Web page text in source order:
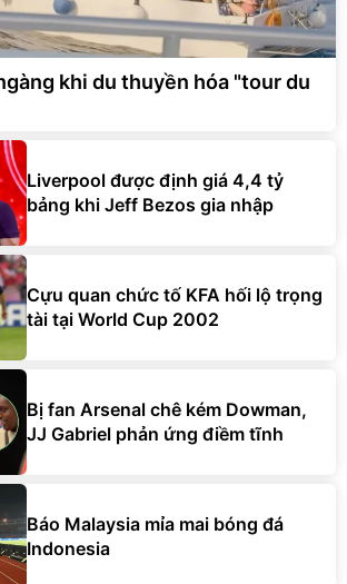
khi du thuyền hóa "tour du
Liverpool được định giá 4,4 tỷ
bảng khi Jeff Bezos gia nhập
Cựu quan chức tố KFA hối lộ trọng
tài tại World Cup 2002
Bị fan Arsenal chê kém Dowman,
JJ Gabriel phản ứng điềm tĩnh
Báo Malaysia mỉa mai bóng đá
Indonesia